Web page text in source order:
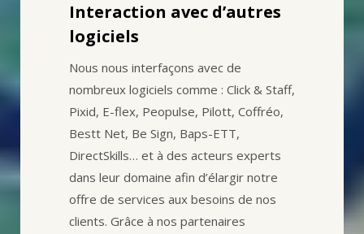
Interaction avec d’autres
logiciels
Nous nous interfaçons avec de
nombreux logiciels comme : Click & Staff,
Pixid, E-flex, Peopulse, Pilott, Coffréo,
Bestt Net, Be Sign, Baps-ETT,
DirectSkills… et à des acteurs experts
dans leur domaine afin d’élargir notre
offre de services aux besoins de nos
clients. Grâce à nos partenaires